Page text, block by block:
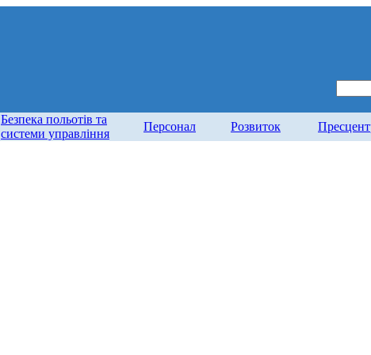
Безпека польотів та
системи управління
Персонал Розвиток